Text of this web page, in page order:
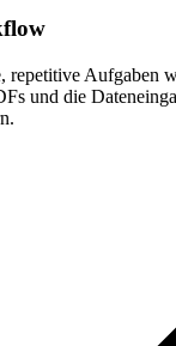
repetitive Aufgaben
und die